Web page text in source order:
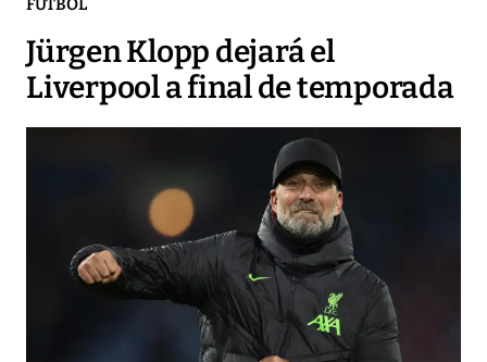
FÚTBOL
Jürgen Klopp dejará el
Liverpool a final de temporada